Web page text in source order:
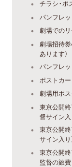
チラシ・
パンフレ
劇場でのリ
劇場招待
あります）
パンフレ
ポストカ
劇場用ポ
東京公開
督サイン入
東京公開
サイン入り
東京公開終
監督の旅